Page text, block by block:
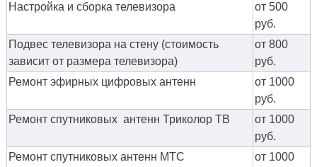
Настройка и сборка телевизора
от 500
руб.
Подвес телевизора на стену (стоимость
зависит от размера телевизора)
от 800
руб.
Ремонт эфирных цифровых антенн
от 1000
руб.
Ремонт спутниковых антенн Триколор ТВ
от 1000
руб.
Ремонт спутниковых антенн МТС
от 1000